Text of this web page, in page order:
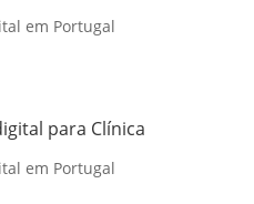
em Portugal
para Clínica
em Portugal